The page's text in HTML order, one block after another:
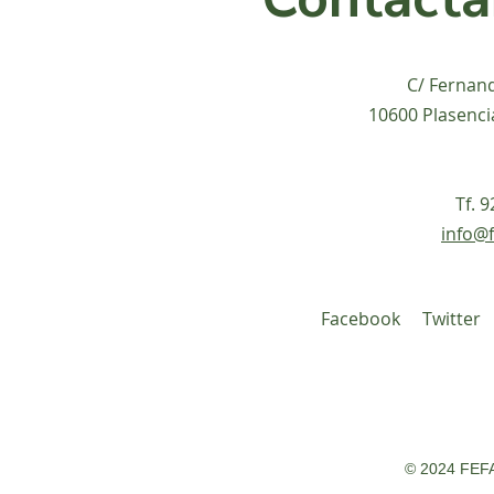
C/
10600
Tf.
Facebook Twitter
© 2024